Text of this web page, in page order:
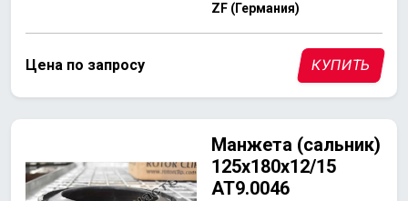
ZF (Германия)
Цена по запросу КУПИТЬ
Манжета (сальник)
125x180x12/15
АТ9.0046